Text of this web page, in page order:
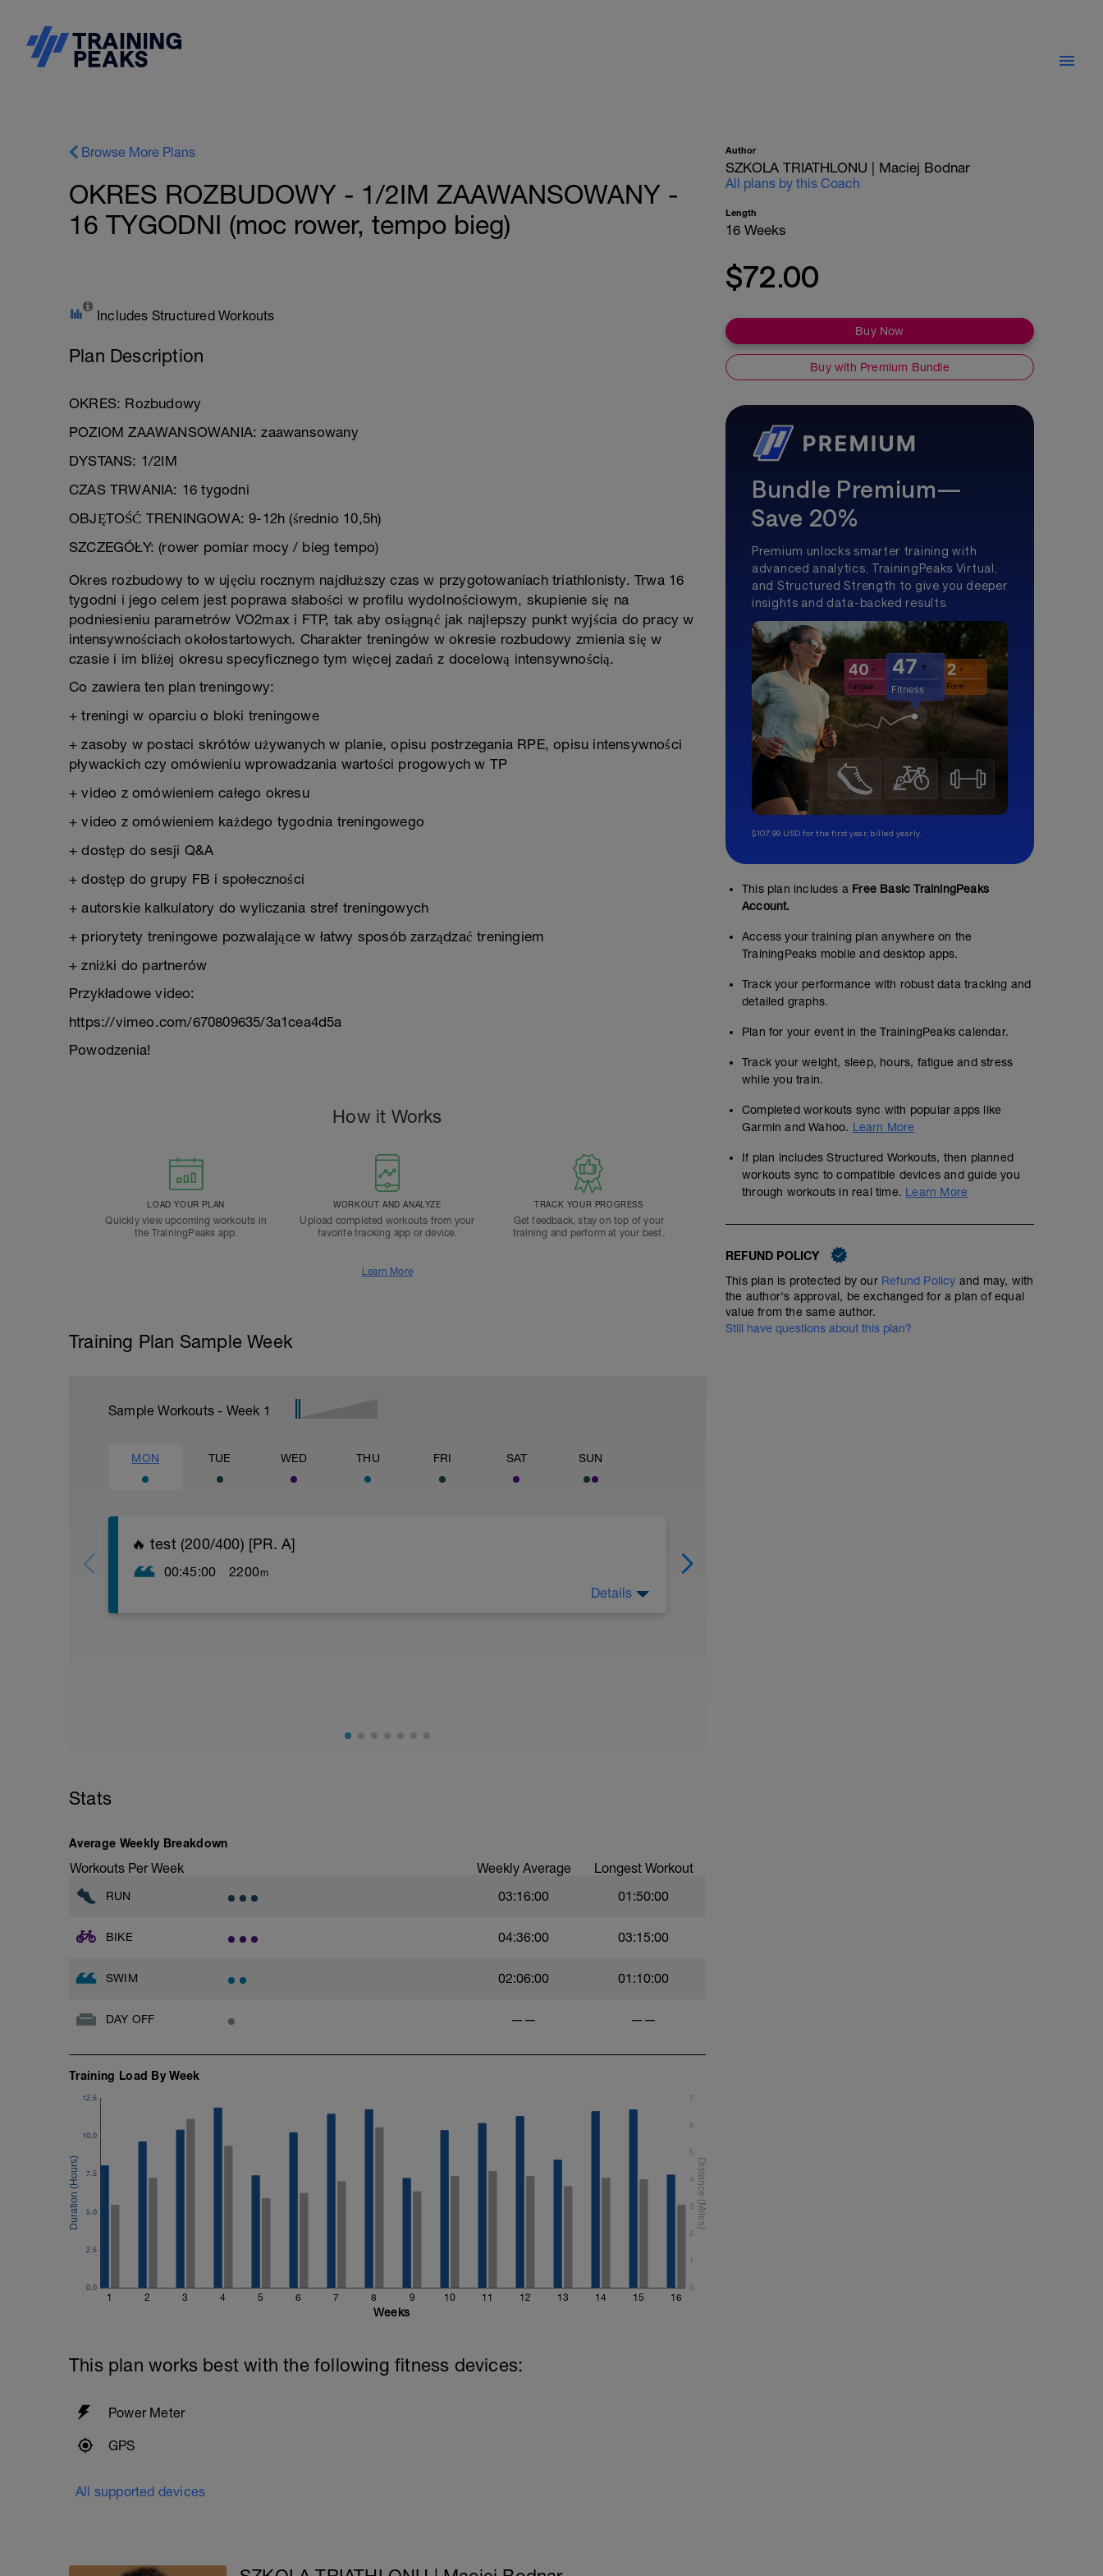
Browse More Plans
OKRES ROZBUDOWY - 1/2IM ZAAWANSOWANY -
16 TYGODNI (moc rower, tempo bieg)
Includes Structured Workouts
Plan Description
OKRES: Rozbudowy
POZIOM ZAAWANSOWANIA: zaawansowany
DYSTANS: 1/2IM
CZAS TRWANIA: 16 tygodni
OBJĘTOŚĆ TRENINGOWA: 9-12h (średnio 10,5h)
SZCZEGÓŁY: (rower pomiar mocy / bieg tempo)
Okres rozbudowy to w ujęciu rocznym najdłuższy czas w przygotowaniach triathlonisty. Trwa 16
tygodni i jego celem jest poprawa słabości w profilu wydolnościowym, skupienie się na
podniesieniu parametrów VO2max i FTP, tak aby osiągnąć jak najlepszy punkt wyjścia do pracy w
intensywnościach okołostartowych. Charakter treningów w okresie rozbudowy zmienia się w
czasie i im bliżej okresu specyficznego tym więcej zadań z docelową intensywnością.
Co zawiera ten plan treningowy:
+ treningi w oparciu o bloki treningowe
+ zasoby w postaci skrótów używanych w planie, opisu postrzegania RPE, opisu intensywności
pływackich czy omówieniu wprowadzania wartości progowych w TP
+ video z omówieniem całego okresu
+ video z omówieniem każdego tygodnia treningowego
+ dostęp do sesji Q&A
+ dostęp do grupy FB i społeczności
+ autorskie kalkulatory do wyliczania stref treningowych
+ priorytety treningowe pozwalające w łatwy sposób zarządzać treningiem
+ zniżki do partnerów
Przykładowe video:
https://vimeo.com/670809635/3a1cea4d5a
Powodzenia!
How it Works
LOAD YOUR PLAN
Quickly view upcoming workouts in
the TrainingPeaks app.
WORKOUT AND ANALYZE
Upload completed workouts from your
favorite tracking app or device.
TRACK YOUR PROGRESS
Get feedback, stay on top of your
training and perform at your best.
Learn More
Training Plan Sample Week
Sample Workouts - Week 1
MON TUE WED THU FRI SAT SUN
🔥 test (200/400) [PR. A]
00:45:00 2200m
Details
Stats
Average Weekly Breakdown
Workouts Per Week Weekly Average Longest Workout
RUN 03:16:00 01:50:00
BIKE 04:36:00 03:15:00
SWIM 02:06:00 01:10:00
DAY OFF —— ——
Training Load By Week
1 2 3 4 5 6 7 8 9 10 11 12 13 14 15 16
0.0
2.5
5.0
7.5
10.0
12.5
0
1
2
3
4
5
6
7
Weeks
This plan works best with the following fitness devices:
Power Meter
GPS
All supported devices
Author
SZKOLA TRIATHLONU | Maciej Bodnar
All plans by this Coach
Length
16 Weeks
$72.00
Buy Now
Buy with Premium Bundle
Bundle Premium—
Save 20%
Premium unlocks smarter training with
advanced analytics, TrainingPeaks Virtual,
and Structured Strength to give you deeper
insights and data-backed results.
$107.99 USD for the first year, billed yearly.
This plan includes a Free Basic TrainingPeaks
Account.
Access your training plan anywhere on the
TrainingPeaks mobile and desktop apps.
Track your performance with robust data tracking and
detailed graphs.
Plan for your event in the TrainingPeaks calendar.
Track your weight, sleep, hours, fatigue and stress
while you train.
Completed workouts sync with popular apps like
Garmin and Wahoo. Learn More
If plan includes Structured Workouts, then planned
workouts sync to compatible devices and guide you
through workouts in real time. Learn More
REFUND POLICY
This plan is protected by our Refund Policy and may, with
the author's approval, be exchanged for a plan of equal
value from the same author.
Still have questions about this plan?